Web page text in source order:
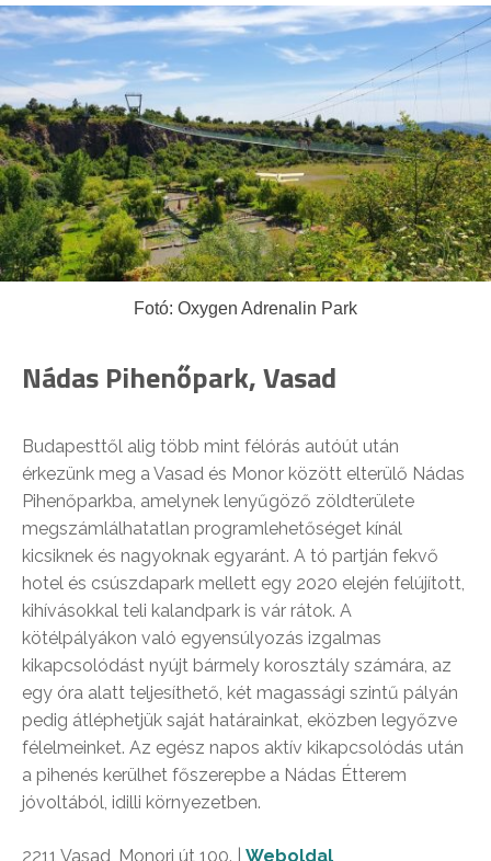
Fotó: Oxygen Adrenalin Park
Nádas Pihenőpark, Vasad
Budapesttől alig több mint félórás autóút után
érkezünk meg a Vasad és Monor között elterülő Nádas
Pihenőparkba, amelynek lenyűgöző zöldterülete
megszámlálhatatlan programlehetőséget kínál
kicsiknek és nagyoknak egyaránt. A tó partján fekvő
hotel és csúszdapark mellett egy 2020 elején felújított,
kihívásokkal teli kalandpark is vár rátok. A
kötélpályákon való egyensúlyozás izgalmas
kikapcsolódást nyújt bármely korosztály számára, az
egy óra alatt teljesíthető, két magassági szintű pályán
pedig átléphetjük saját határainkat, eközben legyőzve
félelmeinket. Az egész napos aktív kikapcsolódás után
a pihenés kerülhet főszerepbe a Nádas Étterem
jóvoltából, idilli környezetben.
2211 Vasad, Monori út 100. | Weboldal